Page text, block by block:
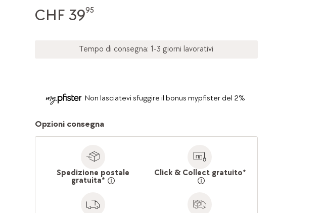
CHF 3995
Tempo di consegna: 1-3 giorni lavorativi
Non lasciatevi sfuggire il bonus mypfister del 2%
Opzioni consegna
Spedizione postale
gratuita*
Click & Collect gratuito*